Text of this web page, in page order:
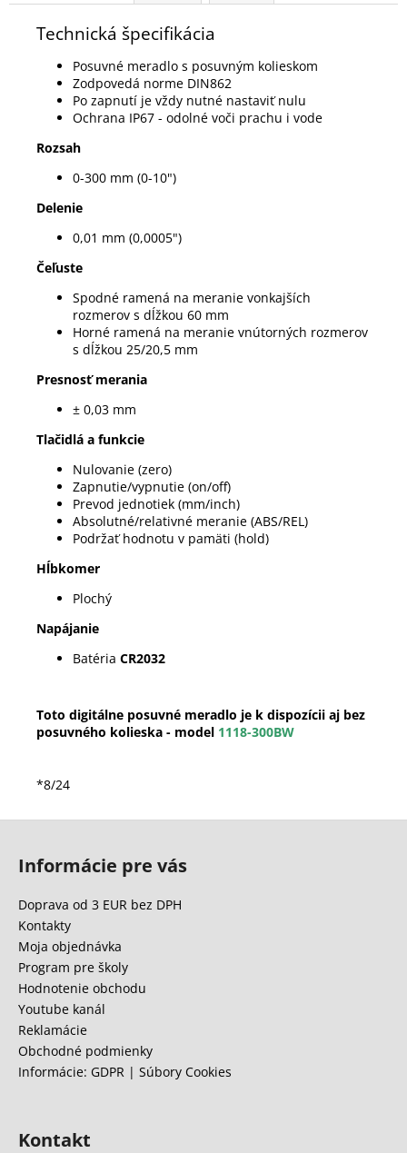
Technická špecifikácia
Posuvné meradlo s posuvným kolieskom
Zodpovedá norme DIN862
Po zapnutí je vždy nutné nastaviť nulu
Ochrana IP67 - odolné voči prachu i vode
Rozsah
0-300 mm (0-10")
Delenie
0,01 mm (0,0005")
Čeľuste
Spodné ramená na meranie vonkajších
rozmerov s dĺžkou 60 mm
Horné ramená na meranie vnútorných rozmerov
s dĺžkou 25/20,5 mm
Presnosť merania
± 0,03 mm
Tlačidlá a funkcie
Nulovanie (zero)
Zapnutie/vypnutie (on/off)
Prevod jednotiek (mm/inch)
Absolutné/relativné meranie (ABS/REL)
Podržať hodnotu v pamäti (hold)
Hĺbkomer
Plochý
Napájanie
Batéria CR2032
Toto digitálne posuvné meradlo je k dispozícii aj bez
posuvného kolieska - model 1118-300BW
*8/24
Informácie pre vás
Doprava od 3 EUR bez DPH
Kontakty
Moja objednávka
Program pre školy
Hodnotenie obchodu
Youtube kanál
Reklamácie
Obchodné podmienky
Informácie: GDPR | Súbory Cookies
Kontakt